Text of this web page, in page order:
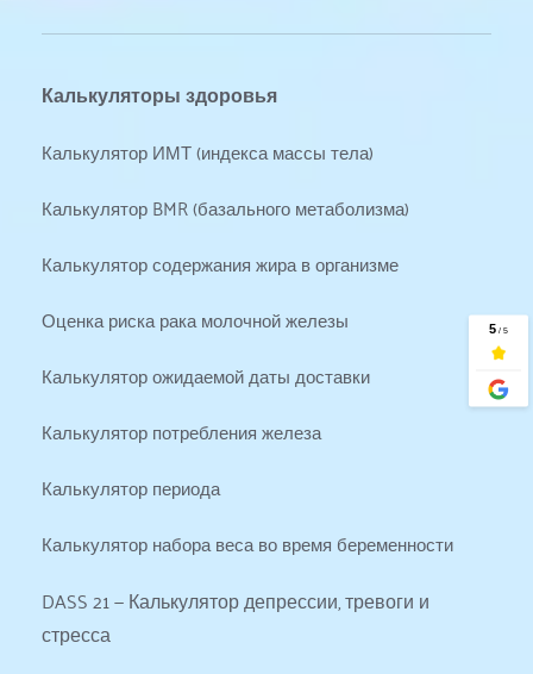
Калькуляторы здоровья
Калькулятор ИМТ (индекса массы тела)
Калькулятор BMR (базального метаболизма)
Калькулятор содержания жира в организме
Оценка риска рака молочной железы
Калькулятор ожидаемой даты доставки
Калькулятор потребления железа
Калькулятор периода
Калькулятор набора веса во время беременности
DASS 21 — Калькулятор депрессии, тревоги и
стресса